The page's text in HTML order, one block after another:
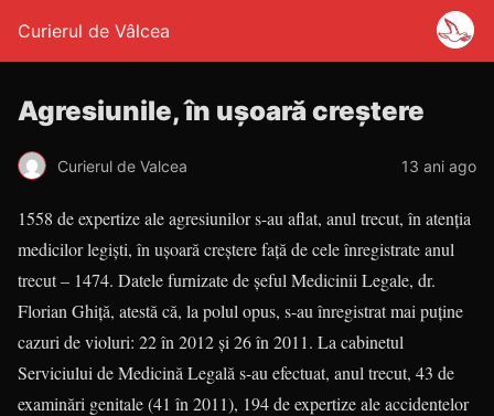
Curierul de Vâlcea
Agresiunile, în ușoară creștere
Curierul de Valcea 13 ani ago
1558 de expertize ale agresiunilor s-au aflat, anul trecut, în atenția
medicilor legiști, în ușoară creștere față de cele înregistrate anul
trecut – 1474. Datele furnizate de șeful Medicinii Legale, dr.
Florian Ghiță, atestă că, la polul opus, s-au înregistrat mai puține
cazuri de violuri: 22 în 2012 și 26 în 2011. La cabinetul
Serviciului de Medicină Legală s-au efectuat, anul trecut, 43 de
examinări genitale (41 în 2011), 194 de expertize ale accidentelor